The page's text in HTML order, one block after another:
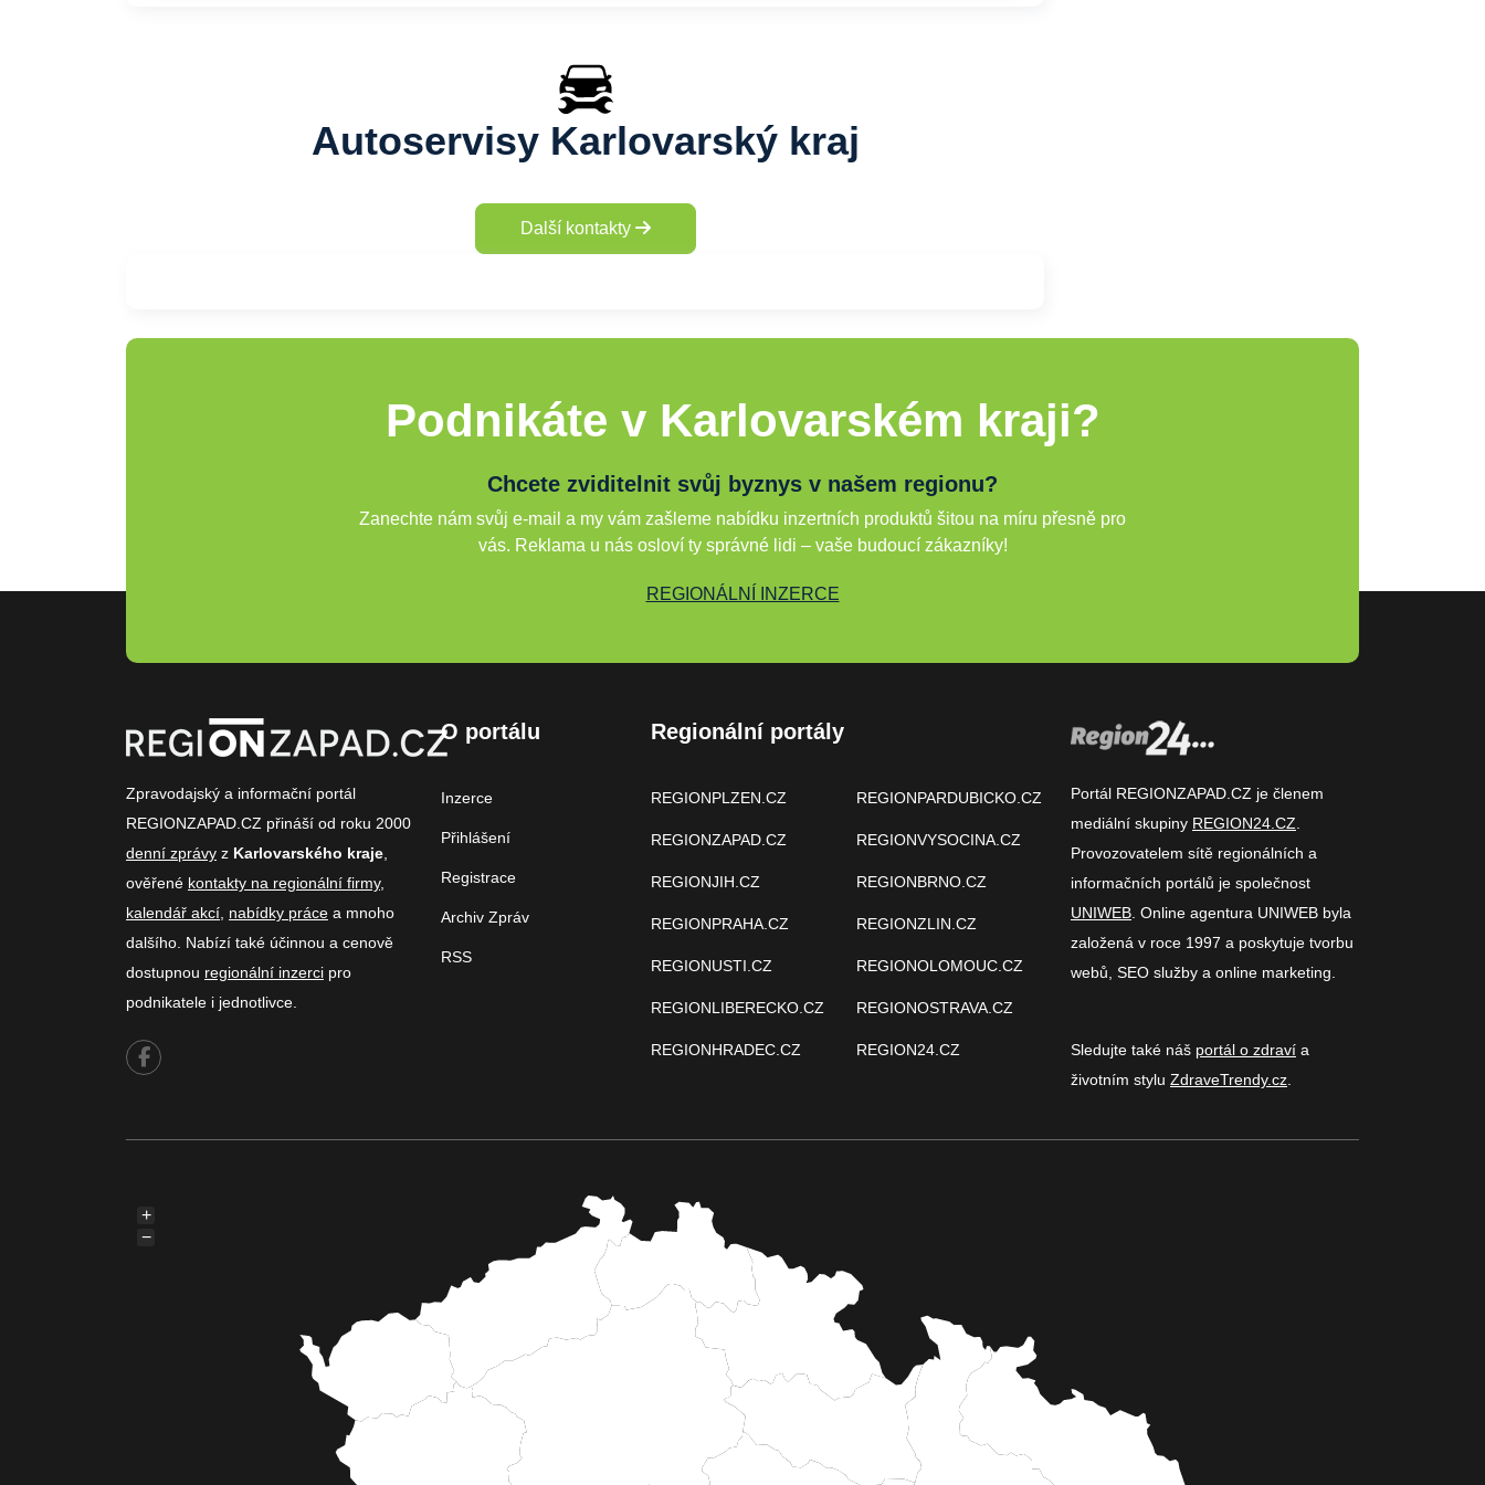
Autoservisy Karlovarský kraj
Další kontakty
Podnikáte v Karlovarském kraji?
Chcete zviditelnit svůj byznys v našem regionu?
Zanechte nám svůj e-mail a my vám zašleme nabídku inzertních produktů šitou na míru přesně pro
vás. Reklama u nás osloví ty správné lidi – vaše budoucí zákazníky!
REGIONÁLNÍ INZERCE
Zpravodajský a informační portál
REGIONZAPAD.CZ přináší od roku 2000
denní zprávy z Karlovarského kraje
ověřené kontakty na regionální firmy,
kalendář akcí nabídky práce a mnoho
dalšího. Nabízí také účinnou a cenově
dostupnou regionální inzerci pro
podnikatele i jednotlivce.
O portálu
Inzerce
Přihlášení
Registrace
Archiv Zpráv
RSS
Regionální portály
REGIONPLZEN.CZ
REGIONZAPAD.CZ
REGIONJIH.CZ
REGIONPRAHA.CZ
REGIONUSTI.CZ
REGIONLIBERECKO.CZ
REGIONHRADEC.CZ
REGIONPARDUBICKO.CZ
REGIONVYSOCINA.CZ
REGIONBRNO.CZ
REGIONZLIN.CZ
REGIONOLOMOUC.CZ
REGIONOSTRAVA.CZ
REGION24.CZ
Portál REGIONZAPAD.CZ je členem
mediální skupiny REGION24.CZ
Provozovatelem sítě regionálních a
informačních portálů je společnost
UNIWEB . Online agentura UNIWEB byla
založená v roce 1997 a poskytuje tvorbu
webů, SEO služby a online marketing.
Sledujte také náš portál o zdraví a
životním stylu ZdraveTrendy.cz
+
−